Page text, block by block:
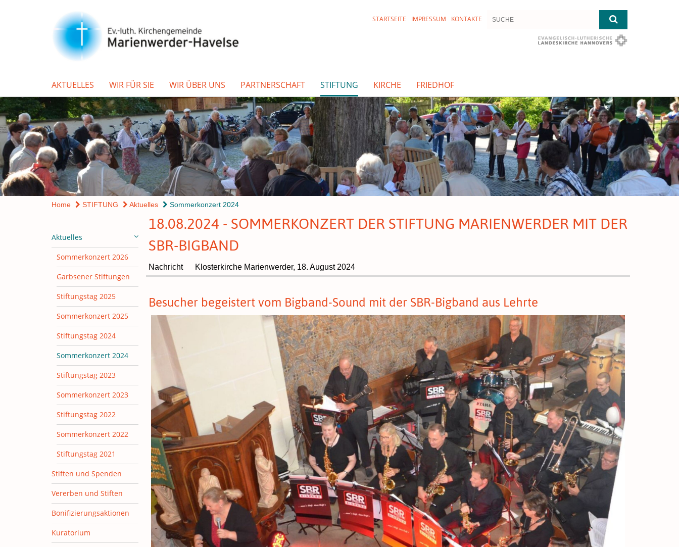
STARTSEITE IMPRESSUM KONTAKTE
AKTUELLES WIR FÜR SIE WIR ÜBER UNS PARTNERSCHAFT STIFTUNG KIRCHE FRIEDHOF
Home STIFTUNG Aktuelles Sommerkonzert 2024
Aktuelles
Sommerkonzert 2026
Garbsener Stiftungen
Stiftungstag 2025
Sommerkonzert 2025
Stiftungstag 2024
Sommerkonzert 2024
Stiftungstag 2023
Sommerkonzert 2023
Stiftungstag 2022
Sommerkonzert 2022
Stiftungstag 2021
Stiften und Spenden
Vererben und Stiften
Bonifizierungsaktionen
Kuratorium
18.08.2024 - SOMMERKONZERT DER STIFTUNG MARIENWERDER MIT DER
SBR-BIGBAND
Nachricht Klosterkirche Marienwerder, 18. August 2024
Besucher begeistert vom Bigband-Sound mit der SBR-Bigband aus Lehrte